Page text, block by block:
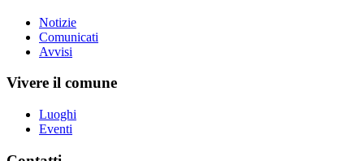
Notizie
Comunicati
Avvisi
Vivere il comune
Luoghi
Eventi